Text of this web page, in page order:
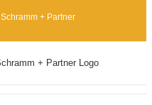
+ Partner